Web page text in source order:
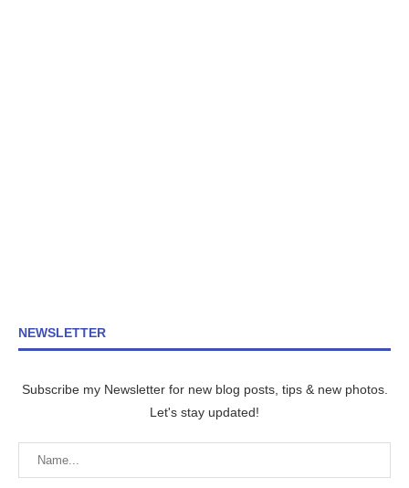
NEWSLETTER
Subscribe my Newsletter for new blog posts, tips & new photos.
Let's stay updated!